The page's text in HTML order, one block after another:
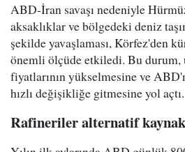
ABD-İran savaşı nedeniyle
aksaklıklar ve bölgedeki deniz
şekilde yavaşlaması, Körfez'den
önemli ölçüde etkiledi. Bu durum,
fiyatlarının yükselmesine ve
hızlı değişikliğe gitmesine yol açtı.
Rafineriler alternatif